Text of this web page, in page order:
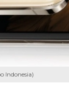
Indonesia)